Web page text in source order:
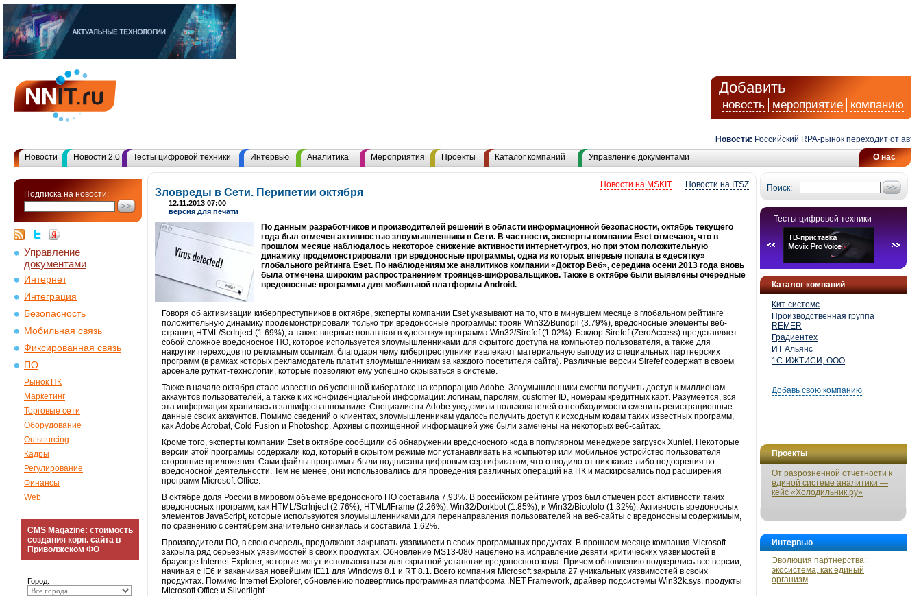
Добавить
новость мероприятие компанию
Новости: Российский RPA-рынок переходит от
О нас
Новости Новости 2.0 Тесты цифровой техники Интервью Аналитика Мероприятия Проекты Каталог компаний Управление документами
Подписка на новости:
Управление
документами
Интернет
Интеграция
Безопасность
Мобильная связь
Фиксированная связь
ПО
Рынок ПК
Маркетинг
Торговые сети
Оборудование
Outsourcing
Кадры
Регулирование
Финансы
Web
CMS Magazine: стоимость
создания корп. сайта в
Приволжском ФО
Город:
Поиск:
Тесты цифровой техники
Каталог компаний
Кит-системс
Производственная группа
REMER
Градиентех
ИТ Альянс
1С-ИЖТИСИ, ООО
Добавь свою компанию
Проекты
От разрозненной отчетности к
единой системе аналитики —
кейс «Холодильник.ру»
Интервью
Эволюция партнерства:
экосистема, как единый
организм
Новости на ITSZ
Новости на MSKIT
Зловреды в Сети. Перипетии октября
12.11.2013 07:00
версия для печати
По данным разработчиков и производителей решений в области информационной безопасности, октябрь текущего
года был отмечен активностью злоумышленники в Сети. В частности, эксперты компании Eset отмечают, что в
прошлом месяце наблюдалось некоторое снижение активности интернет-угроз, но при этом положительную
динамику продемонстрировали три вредоносные программы, одна из которых впервые попала в «десятку»
глобального рейтинга Eset. По наблюдениям же аналитиков компании «Доктор Веб», середина осени 2013 года вновь
была отмечена широким распространением троянцев-шифровальщиков. Также в октябре были выявлены очередные
вредоносные программы для мобильной платформы Android.
Говоря об активизации киберпреступников в октябре, эксперты компании Eset указывают на то, что в минувшем месяце в глобальном рейтинге
положительную динамику продемонстрировали только три вредоносные программы: троян Win32/Bundpil (3.79%), вредоносные элементы веб-
страниц HTML/ScrInject (1.69%), а также впервые попавшая в «десятку» программа Win32/Sirefef (1.02%). Бэкдор Sirefef (ZeroAccess) представляет
собой сложное вредоносное ПО, которое используется злоумышленниками для скрытого доступа на компьютер пользователя, а также для
накрутки переходов по рекламным ссылкам, благодаря чему киберпреступники извлекают материальную выгоду из специальных партнерских
программ (в рамках которых рекламодатель платит злоумышленникам за каждого посетителя сайта). Различные версии Sirefef содержат в своем
арсенале руткит-технологии, которые позволяют ему успешно скрываться в системе.
Также в начале октября стало известно об успешной кибератаке на корпорацию Adobe. Злоумышленники смогли получить доступ к миллионам
аккаунтов пользователей, а также к их конфиденциальной информации: логинам, паролям, customer ID, номерам кредитных карт. Разумеется, вся
эта информация хранилась в зашифрованном виде. Специалисты Adobe уведомили пользователей о необходимости сменить регистрационные
данные своих аккаунтов. Помимо сведений о клиентах, злоумышленникам удалось получить доступ к исходным кодам таких известных программ,
как Adobe Acrobat, Cold Fusion и Photoshop. Архивы с похищенной информацией уже были замечены на некоторых веб-сайтах.
Кроме того, эксперты компании Eset в октябре сообщили об обнаружении вредоносного кода в популярном менеджере загрузок Xunlei. Некоторые
версии этой программы содержали код, который в скрытом режиме мог устанавливать на компьютер или мобильное устройство пользователя
сторонние приложения. Сами файлы программы были подписаны цифровым сертификатом, что отводило от них какие-либо подозрения во
вредоносной деятельности. Тем не менее, они использовались для проведения различных операций на ПК и маскировались под расширения
программ Microsoft Office.
В октябре доля России в мировом объеме вредоносного ПО составила 7,93%. В российском рейтинге угроз был отмечен рост активности таких
вредоносных программ, как HTML/ScrInject (2.76%), HTML/IFrame (2.26%), Win32/Dorkbot (1.85%), и Win32/Bicololo (1.32%). Активность вредоносных
элементов JavaScript, которые используются злоумышленниками для перенаправления пользователей на веб-сайты с вредоносным содержимым,
по сравнению с сентябрем значительно снизилась и составила 1.62%.
Производители ПО, в свою очередь, продолжают закрывать уязвимости в своих программных продуктах. В прошлом месяце компания Microsoft
закрыла ряд серьезных уязвимостей в своих продуктах. Обновление MS13-080 нацелено на исправление девяти критических уязвимостей в
браузере Internet Explorer, которые могут использоваться для скрытной установки вредоносного кода. Причем обновлению подверглись все версии,
начиная с IE6 и заканчивая новейшим IE11 для Windows 8.1 и RT 8.1. Всего компания Microsoft закрыла 27 уникальных уязвимостей в своих
продуктах. Помимо Internet Explorer, обновлению подверглись программная платформа .NET Framework, драйвер подсистемы Win32k.sys, продукты
Microsoft Office и Silverlight.